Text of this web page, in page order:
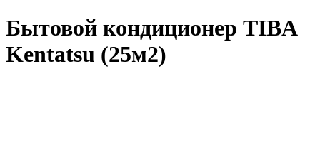
Бытовой кондиционер TIBA
Kentatsu (25м2)